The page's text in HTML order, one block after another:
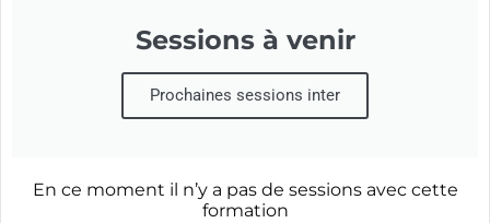
Sessions à venir
Prochaines sessions inter
En ce moment il n’y a pas de sessions avec cette
formation